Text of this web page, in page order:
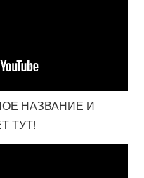
НАЗВАНИЕ И
ТУТ!